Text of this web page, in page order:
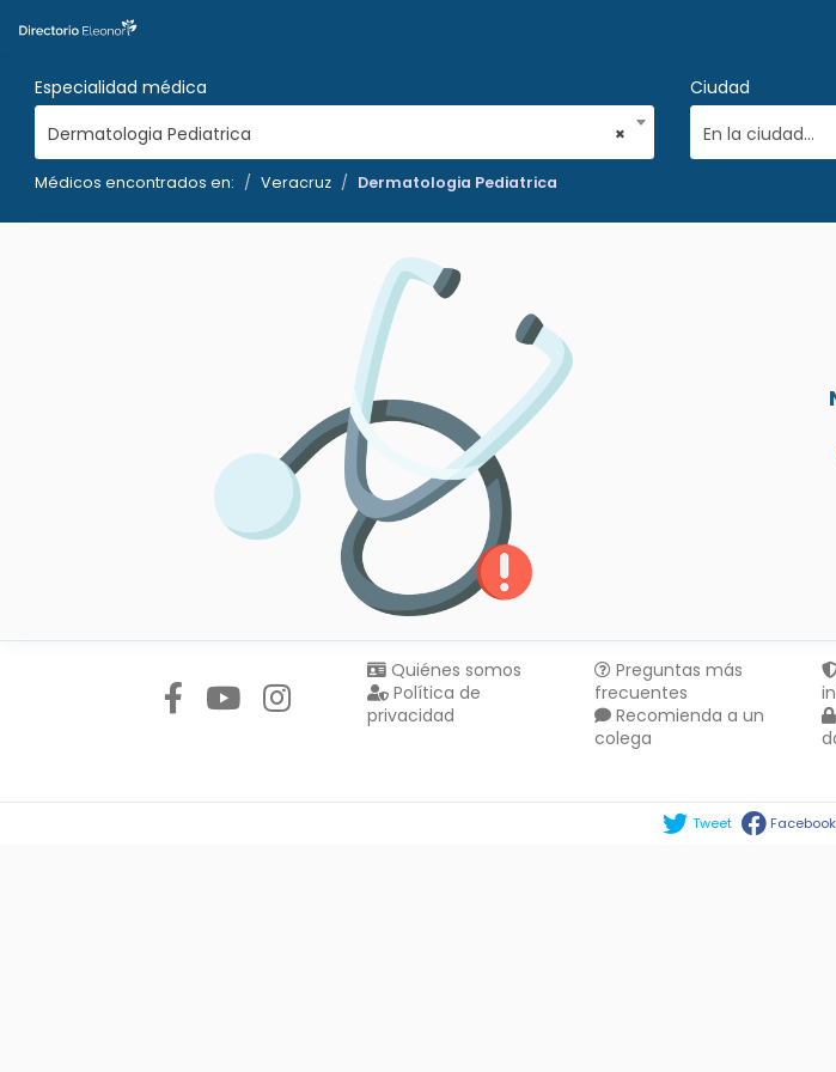
Especialidad médica
×
Dermatologia Pediatrica
Ciudad
En la ciudad...
Médicos encontrados en: Veracruz Dermatologia Pediatrica
Quiénes somos
Política de
privacidad
Preguntas más
frecuentes
Recomienda a un
colega
Tweet Facebook